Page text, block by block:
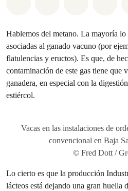
Hablemos del metano. La mayoría
asociadas al ganado vacuno (por
flatulencias y eructos). Es que, de
contaminación de este gas tiene que
ganadera, en especial con la
estiércol.
Vacas en las instalaciones de
convencional en Baja
© Fred Dott /
Lo cierto es que la producción
lácteos está dejando una gran huella